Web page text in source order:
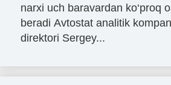
narxi uch baravardan ko‘proq
beradi Avtostat analitik
direktori Sergey...